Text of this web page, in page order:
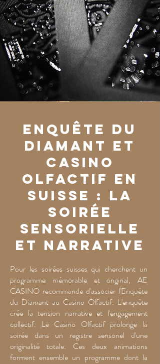
Enquête du
Diamant et
Casino
Olfactif en
Suisse : la
soirée
sensorielle
et narrative
Pour les soirées suisses qui cherchent un
programme mémorable et original, AE
CASINO recommande d'associer l'Enquête
du Diamant au Casino Olfactif. L'enquête
crée la tension narrative et l'engagement
collectif. Le Casino Olfactif prolonge la
soirée dans un registre sensoriel d'une
originalité totale. Ces deux animations
forment ensemble un programme dont la